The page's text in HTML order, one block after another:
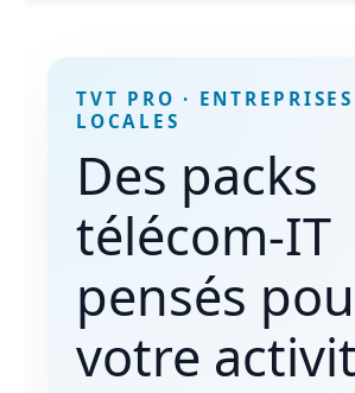
TVT PRO · ENTREPRISES
LOCALES
Des packs
télécom-IT
pensés
votre